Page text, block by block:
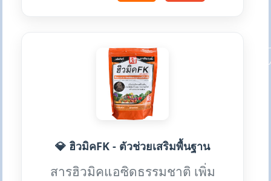
💎 ฮิวมิคFK - ตัวช่วยเสริมพื้นฐาน
สารฮิวมิคแอซิดธรรมชาติ เพิ่ม